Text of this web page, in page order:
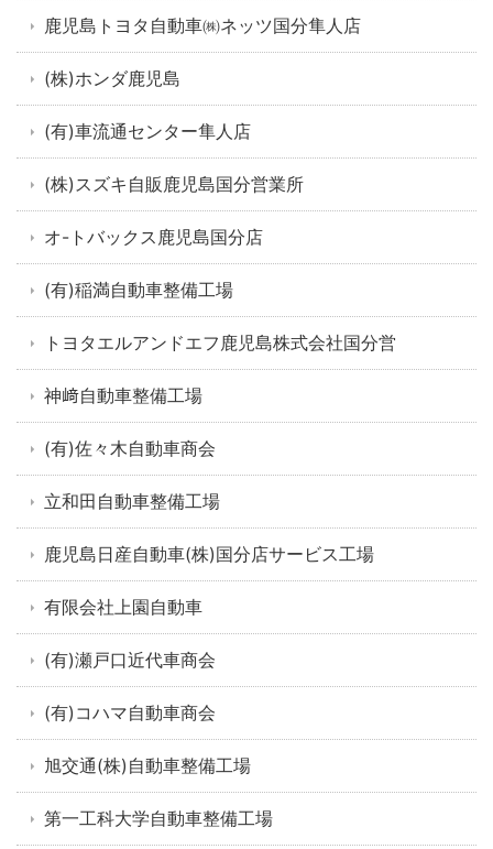
鹿児島トヨタ自動車㈱ネッツ国分隼人店
(株)ホンダ鹿児島
(有)車流通センター隼人店
(株)スズキ自販鹿児島国分営業所
オ-トバックス鹿児島国分店
(有)稲満自動車整備工場
トヨタエルアンドエフ鹿児島株式会社国分営
神﨑自動車整備工場
(有)佐々木自動車商会
立和田自動車整備工場
鹿児島日産自動車(株)国分店サービス工場
有限会社上園自動車
(有)瀬戸口近代車商会
(有)コハマ自動車商会
旭交通(株)自動車整備工場
第一工科大学自動車整備工場